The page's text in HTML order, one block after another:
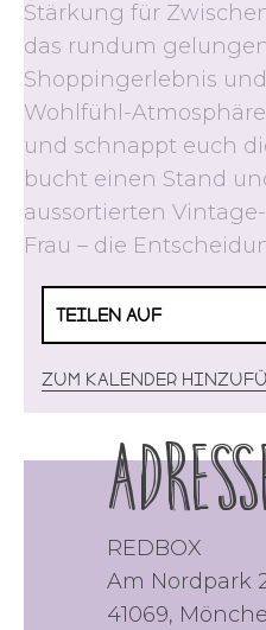
Stärkung für
das rundum
Shoppingerlebnis
Wohlfühl-
und schnappt euch
bucht einen Stand
aussortierten
Frau – die
TEILEN AUF
Zum Kalender
REDBOX
Am Nordpark
41069,